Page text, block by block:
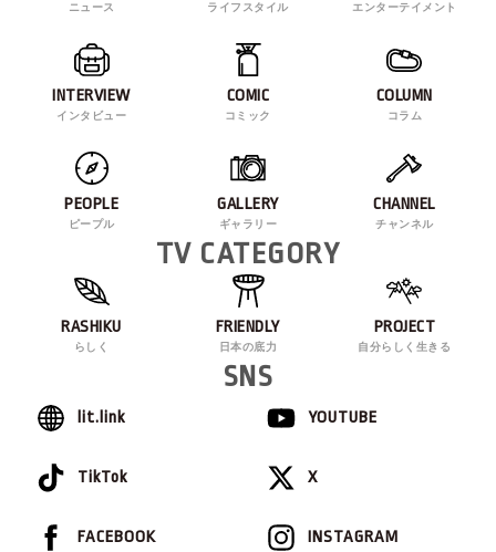
ニュース ライフスタイル エンターテイメント
INTERVIEW
インタビュー
COMIC
コミック
COLUMN
コラム
PEOPLE
ピープル
GALLERY
ギャラリー
CHANNEL
チャンネル
TV CATEGORY
RASHIKU
らしく
FRIENDLY
日本の底力
PROJECT
自分らしく生きる
SNS
lit.link YOUTUBE
TikTok X
INSTAGRAM
FACEBOOK